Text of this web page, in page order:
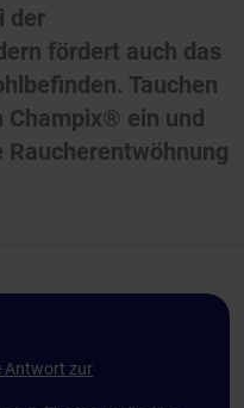
der
fördert auch das
Tauchen
Champix® ein und
Antwort zur